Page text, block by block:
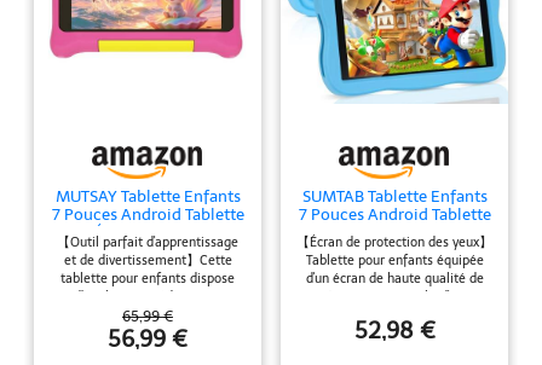
MUTSAY Tablette Enfants
7 Pouces Android Tablette
Éducative 5Go
RAM+32Go, Extensible TF
128Go, Contrôle Parental,
WiFi 6 & Bluetooth, Étui
Fille Garçon (Rose)
【Outil parfait d'apprentissage
et de divertissement】Cette
tablette pour enfants dispose
préinstallées : phonétique,
mathématiques, dessin et
logique. Les jeux interactifs et
65,99 €
56,99 €
SUMTAB Tablette Enfants
7 Pouces Android Tablette
pour Enfant avec 8GB
RAM+64GB ROM(TF
256GB), Contrôle Parental,
WiFi, Bluetooth, Kids
avec Kid-Proof Étui(Bleu)
【Écran de protection des yeux】
Tablette pour enfants équipée
d'un écran de haute qualité de
luminosité, offrant un large
52,98 €